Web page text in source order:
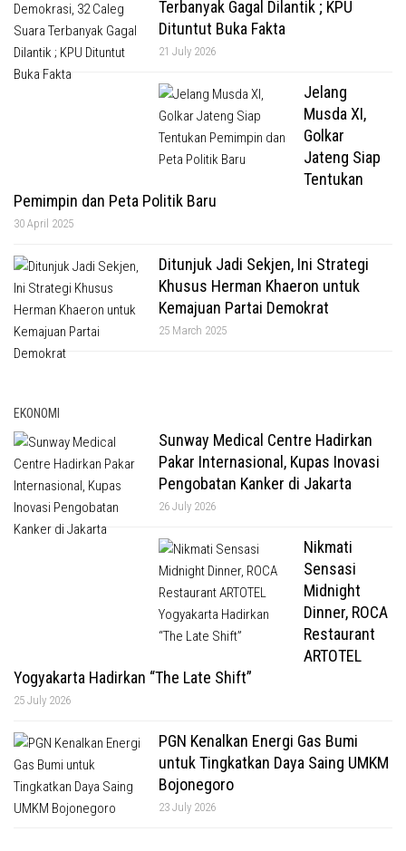
Terbanyak Gagal Dilantik ; KPU
Dituntut Buka Fakta
21 July 2026
Jelang
Musda XI,
Golkar
Jateng Siap
Tentukan
Pemimpin dan Peta Politik Baru
30 April 2025
Ditunjuk Jadi Sekjen, Ini Strategi
Khusus Herman Khaeron untuk
Kemajuan Partai Demokrat
25 March 2025
EKONOMI
Sunway Medical Centre Hadirkan
Pakar Internasional, Kupas Inovasi
Pengobatan Kanker di Jakarta
26 July 2026
Nikmati
Sensasi
Midnight
Dinner, ROCA
Restaurant
ARTOTEL
Yogyakarta Hadirkan “The Late Shift”
25 July 2026
PGN Kenalkan Energi Gas Bumi
untuk Tingkatkan Daya Saing UMKM
Bojonegoro
23 July 2026